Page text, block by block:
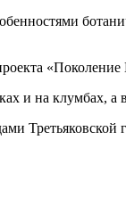
и на клумбах, а